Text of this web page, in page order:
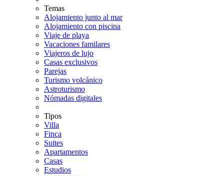
Temas
Alojamiento junto al mar
Alojamiento con piscina
Viaje de playa
Vacaciones familares
Viajeros de lujo
Casas exclusivos
Parejas
Turismo volcánico
Astroturismo
Nómadas digitales
Tipos
Villa
Finca
Suites
Apartamentos
Casas
Estudios